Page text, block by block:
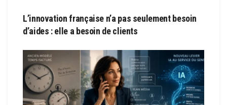
L’innovation française n’a pas seulement besoin
d’aides : elle a besoin de clients